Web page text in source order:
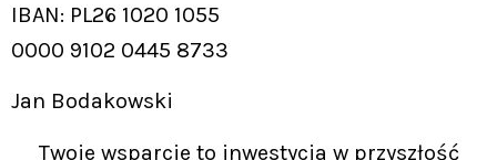
IBAN: PL26 1020 1055
0000 9102 0445 8733
Jan Bodakowski
Twoje wsparcie to inwestycja w przyszłość